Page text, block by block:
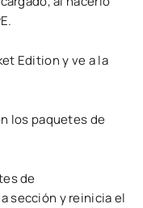
Edition y ve a la
los paquetes de
de
sección y reinicia el